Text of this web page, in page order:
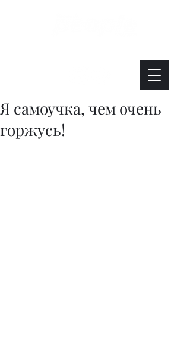
Я самоучка, чем очень
горжусь!